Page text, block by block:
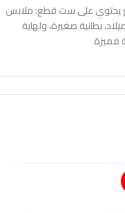
يحتوي على ست قطع: ملابس
بطانية صغيرة، ولهاية
مميزة